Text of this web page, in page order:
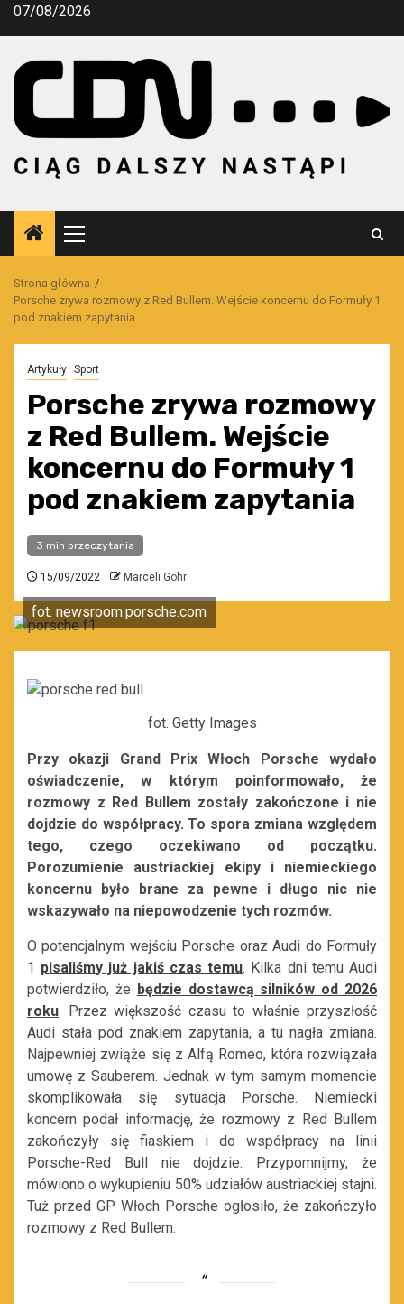
Przejdź
07/08/2026
Menu
główne
Strona główna
Porsche zrywa rozmowy z Red Bullem. Wejście koncernu do Formuły 1
pod znakiem zapytania
Artykuły Sport
Porsche zrywa rozmowy
z Red Bullem. Wejście
koncernu do Formuły 1
pod znakiem zapytania
3 min przeczytania
15/09/2022 Marceli Gohr
fot. newsroom.porsche.com
fot. Getty Images
Przy okazji Grand Prix Włoch Porsche wydało
oświadczenie, w którym poinformowało, że
rozmowy z Red Bullem zostały zakończone i nie
dojdzie do współpracy. To spora zmiana względem
tego, czego oczekiwano od początku.
Porozumienie austriackiej ekipy i niemieckiego
koncernu było brane za pewne i długo nic nie
wskazywało na niepowodzenie tych rozmów.
O potencjalnym wejściu Porsche oraz Audi do Formuły
1 pisaliśmy już jakiś czas temu. Kilka dni temu Audi
potwierdziło, że będzie dostawcą silników od 2026
roku. Przez większość czasu to właśnie przyszłość
Audi stała pod znakiem zapytania, a tu nagła zmiana.
Najpewniej zwiąże się z Alfą Romeo, która rozwiązała
umowę z Sauberem. Jednak w tym samym momencie
skomplikowała się sytuacja Porsche. Niemiecki
koncern podał informację, że rozmowy z Red Bullem
zakończyły się fiaskiem i do współpracy na linii
Porsche-Red Bull nie dojdzie. Przypomnijmy, że
mówiono o wykupieniu 50% udziałów austriackiej stajni.
Tuż przed GP Włoch Porsche ogłosiło, że zakończyło
rozmowy z Red Bullem.